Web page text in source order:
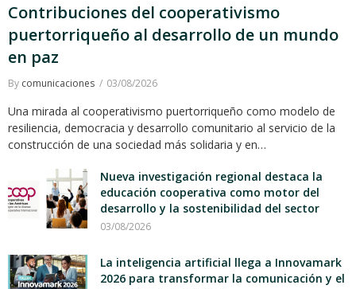
Contribuciones del cooperativismo
puertorriqueño al desarrollo de un mundo
en paz
By comunicaciones 03/08/2026
Una mirada al cooperativismo puertorriqueño como modelo de
resiliencia, democracia y desarrollo comunitario al servicio de la
construcción de una sociedad más solidaria y en…
Nueva investigación regional destaca la
educación cooperativa como motor del
desarrollo y la sostenibilidad del sector
03/08/2026
La inteligencia artificial llega a Innovamark
2026 para transformar la comunicación y el